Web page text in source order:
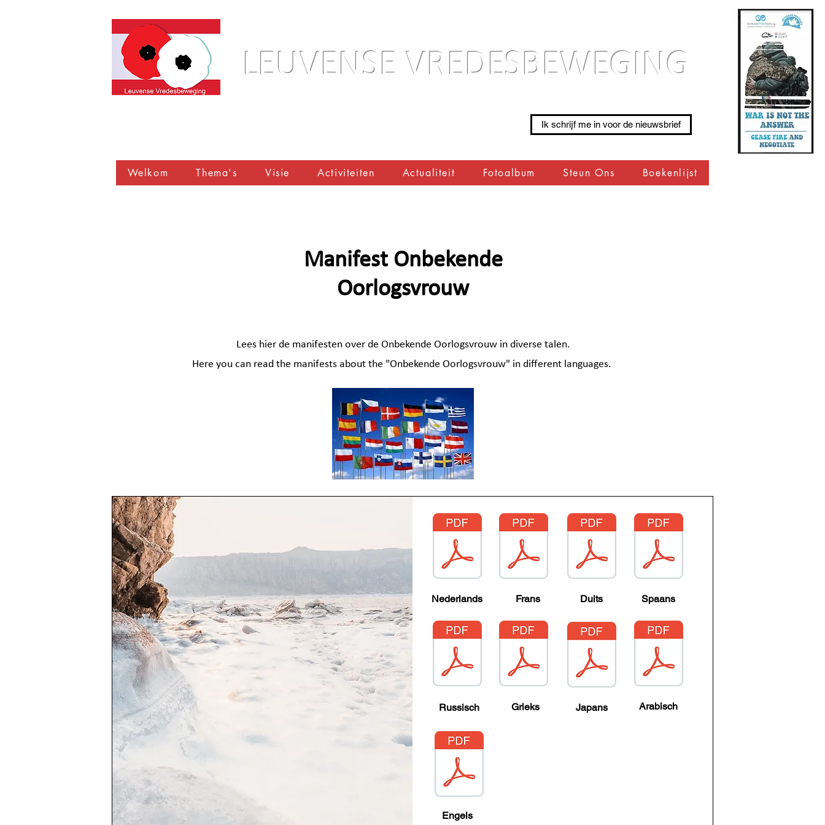
LEUVENSE VREDESBEWEGING
Ik schrijf me in voor de nieuwsbrief
Welkom Thema's Visie Activiteiten Actualiteit Fotoalbum Steun Ons Boekenlijst
Manifest Onbekende
Oorlogsvrouw
Lees hier de manifesten over de Onbekende Oorlogsvrouw in diverse talen.
Here you can read the manifests about the "Onbekende Oorlogsvrouw" in different languages.
Nederlands
Russisch
Frans
Grieks
Duits
Japans
Spaans
Arabisch
Engels